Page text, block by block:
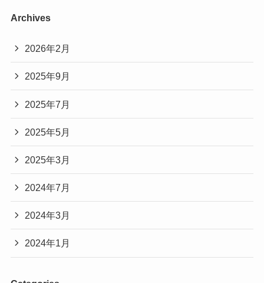
Archives
2026年2月
2025年9月
2025年7月
2025年5月
2025年3月
2024年7月
2024年3月
2024年1月